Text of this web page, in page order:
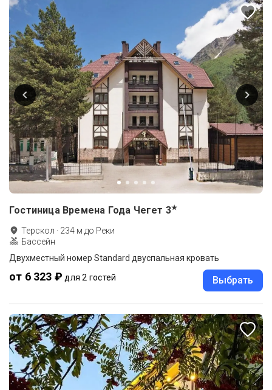
Гостиница Времена Года Чегет 3★
Терскол · 234 м до Реки
Бассейн
Двухместный номер Standard двуспальная кровать
от 6 323 ₽ для 2 гостей Выбрать